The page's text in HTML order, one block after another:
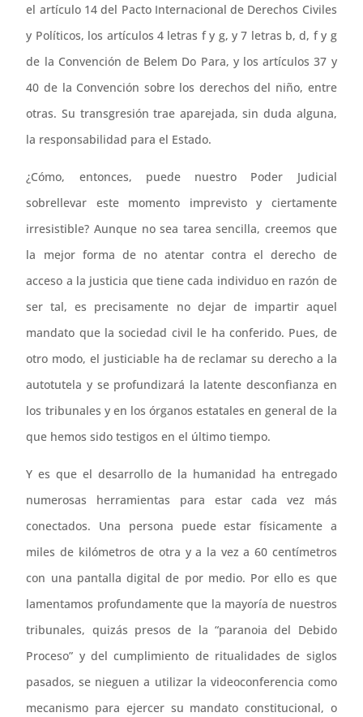
el artículo 14 del Pacto Internacional de Derechos Civiles
y Políticos, los artículos 4 letras f y g, y 7 letras b, d, f y g
de la Convención de Belem Do Para, y los artículos 37 y
40 de la Convención sobre los derechos del niño, entre
otras. Su transgresión trae aparejada, sin duda alguna,
la responsabilidad para el Estado.
¿Cómo, entonces, puede nuestro Poder Judicial
sobrellevar este momento imprevisto y ciertamente
irresistible? Aunque no sea tarea sencilla, creemos que
la mejor forma de no atentar contra el derecho de
acceso a la justicia que tiene cada individuo en razón de
ser tal, es precisamente no dejar de impartir aquel
mandato que la sociedad civil le ha conferido. Pues, de
otro modo, el justiciable ha de reclamar su derecho a la
autotutela y se profundizará la latente desconfianza en
los tribunales y en los órganos estatales en general de la
que hemos sido testigos en el último tiempo.
Y es que el desarrollo de la humanidad ha entregado
numerosas herramientas para estar cada vez más
conectados. Una persona puede estar físicamente a
miles de kilómetros de otra y a la vez a 60 centímetros
con una pantalla digital de por medio. Por ello es que
lamentamos profundamente que la mayoría de nuestros
tribunales, quizás presos de la “paranoia del Debido
Proceso” y del cumplimiento de ritualidades de siglos
pasados, se nieguen a utilizar la videoconferencia como
mecanismo para ejercer su mandato constitucional, o